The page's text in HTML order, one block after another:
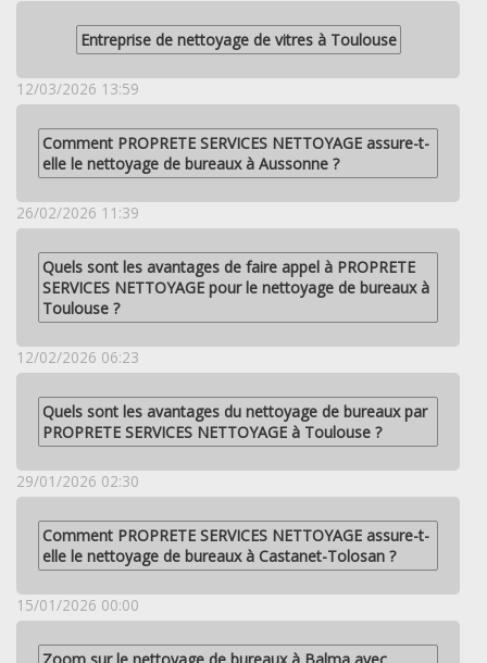
Entreprise de nettoyage de vitres à Toulouse
12/03/2026 13:59
Comment PROPRETE SERVICES NETTOYAGE assure-t-
elle le nettoyage de bureaux à Aussonne ?
26/02/2026 11:39
Quels sont les avantages de faire appel à PROPRETE
SERVICES NETTOYAGE pour le nettoyage de bureaux à
Toulouse ?
12/02/2026 06:23
Quels sont les avantages du nettoyage de bureaux par
PROPRETE SERVICES NETTOYAGE à Toulouse ?
29/01/2026 02:30
Comment PROPRETE SERVICES NETTOYAGE assure-t-
elle le nettoyage de bureaux à Castanet-Tolosan ?
15/01/2026 00:00